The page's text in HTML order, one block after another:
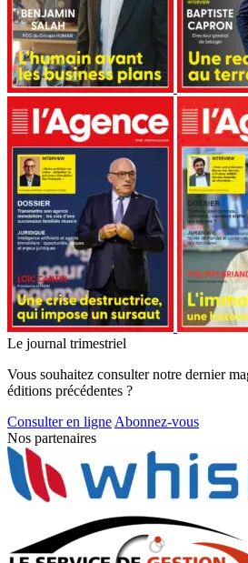
Le journal trimestriel
Vous souhaitez consulter notre dernier
éditions précédentes ?
Consulter en ligne Abonnez-vous
Nos partenaires